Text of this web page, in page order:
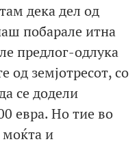
дека дел од
побарале итна
предлог-одлука
од земјотресот, со
се додели
евра. Но тие во
моќта и